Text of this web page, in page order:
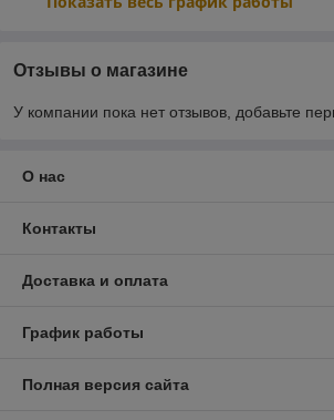
Отзывы о магазине
У компании пока нет отзывов, добавьте
О нас
Контакты
Доставка и оплата
График работы
Полная версия сайта